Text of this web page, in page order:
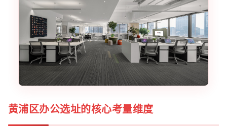
黄浦区办公选址的核心考量维度